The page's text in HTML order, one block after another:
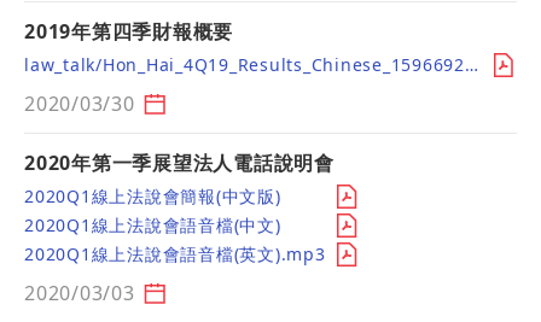
2019年第四季財報概要
law_talk/Hon_Hai_4Q19_Results_Chinese_1596692713.pdf
2020/03/30
2020年第一季展望法人電話說明會
2020Q1線上法說會簡報(中文版)
2020Q1線上法說會語音檔(中文)
2020Q1線上法說會語音檔(英文).mp3
2020/03/03